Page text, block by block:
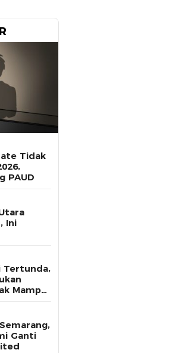
Tidak
PAUD
Ini
Tertunda,
Mampu
Ganti